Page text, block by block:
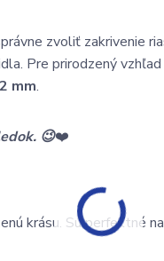
zvoliť zakrivenie
Pre prirodzený
mm.
😉❤️
krásu. Sú perfektné